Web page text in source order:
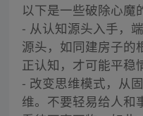
以下是一些破除心魔
- 从认知源头入手，
源头，如同建房子的
正认知，才可能平稳
- 改变思维模式，从
维。不要轻易给人和